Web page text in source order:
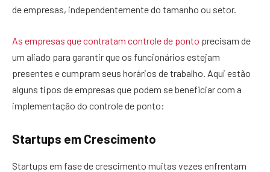
de empresas, independentemente do tamanho ou setor.
As empresas que contratam controle de ponto precisam de
um aliado para garantir que os funcionários estejam
presentes e cumpram seus horários de trabalho. Aqui estão
alguns tipos de empresas que podem se beneficiar com a
implementação do controle de ponto:
Startups em Crescimento
Startups em fase de crescimento muitas vezes enfrentam